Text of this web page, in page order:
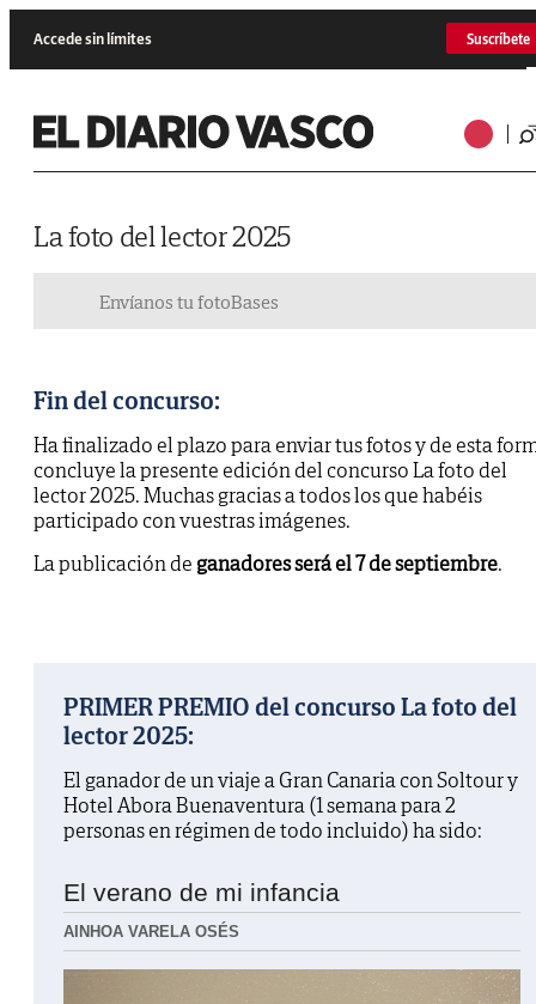
Accede sin límites Suscríbete
La foto del lector 2025
Envíanos tu fotoBases
Fin del concurso:
Ha finalizado el plazo para enviar tus fotos y de esta
concluye la presente edición del concurso La foto del
lector 2025. Muchas gracias a todos los que habéis
participado con vuestras imágenes.
La publicación de ganadores será el 7 de septiembre.
PRIMER PREMIO del concurso La foto del
lector 2025:
El ganador de un viaje a Gran Canaria con Soltour y
Hotel Abora Buenaventura (1 semana para 2
personas en régimen de todo incluido) ha sido:
El verano de mi infancia
AINHOA VARELA OSÉS